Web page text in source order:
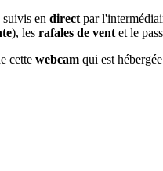
suivis en direct par
), les rafales de vent et le
cette webcam qui est